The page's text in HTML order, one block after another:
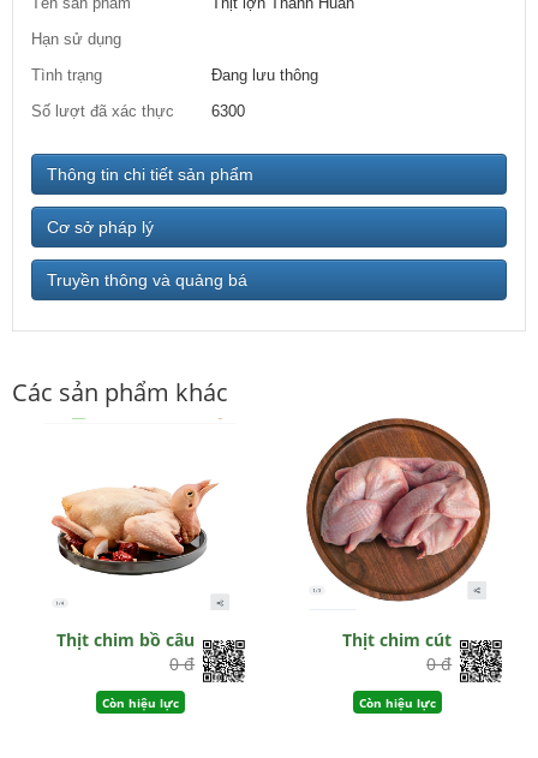
Hạn sử dụng
Tình trạng
Đang lưu thông
Số lượt đã xác thực
6300
Thông tin chi tiết sản phẩm
Cơ sở pháp lý
Truyền thông và quảng bá
Các sản phẩm khác
Thịt chim bồ câu
0 đ
Còn hiệu lực
Thịt chim cút
0 đ
Còn hiệu lực